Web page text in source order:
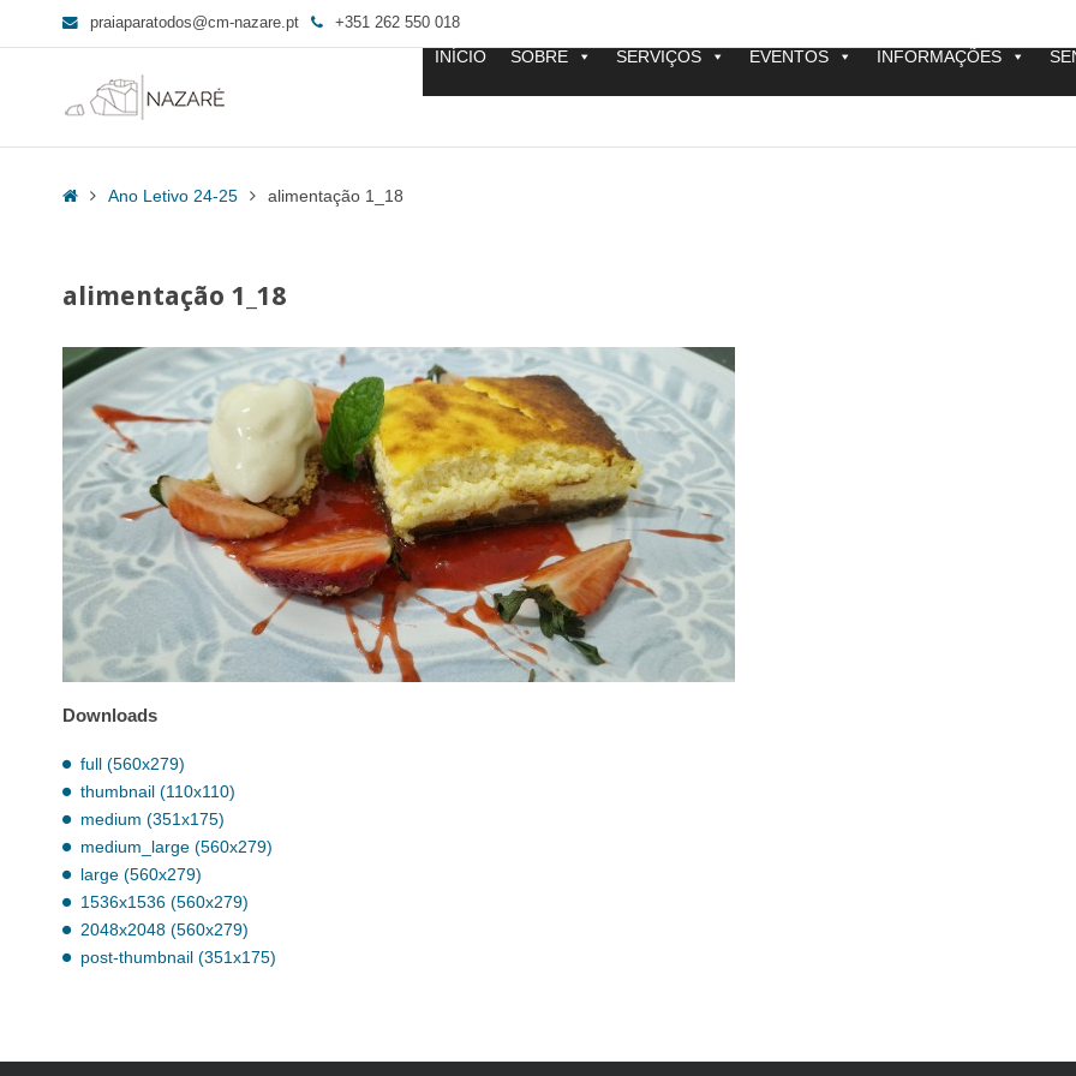
praiaparatodos@cm-nazare.pt +351 262 550 018
INÍCIO SOBRE SERVIÇOS EVENTOS INFORMAÇÕES
HomeAno Letivo 24-25 alimentação 1_18
alimentação 1_18
Downloads
full (560x279)
thumbnail (110x110)
medium (351x175)
medium_large (560x279)
large (560x279)
1536x1536 (560x279)
2048x2048 (560x279)
post-thumbnail (351x175)